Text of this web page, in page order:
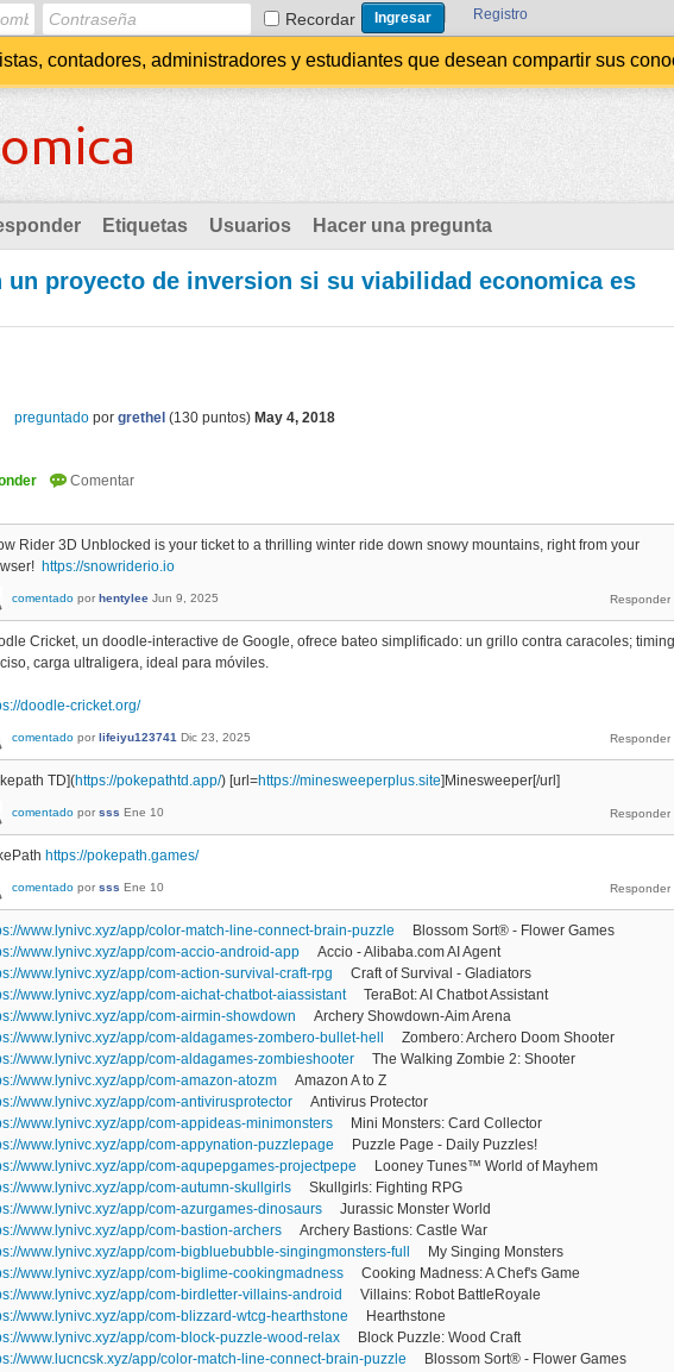
Recordar Registro
contadores, administradores y estudiantes que desean compartir sus
Etiquetas Usuarios Hacer una pregunta
un proyecto de inversion si su viabilidad economica es
preguntado por grethel (130 puntos) May 4, 2018
Rider 3D Unblocked is your ticket to a thrilling winter ride down snowy mountains, right from your
https://snowriderio.io
comentado por hentylee Jun 9, 2025
Cricket, un doodle-interactive de Google, ofrece bateo simplificado: un grillo contra caracoles; timing
carga ultraligera, ideal para móviles.
doodle-cricket.org/
comentado por lifeiyu123741 Dic 23, 2025
TD](https://pokepathtd.app/) [url=https://minesweeperplus.site]Minesweeper[/url]
comentado por sss Ene 10
https://pokepath.games/
comentado por sss Ene 10
www.lynivc.xyz/app/color-match-line-connect-brain-puzzle Blossom Sort® - Flower Games
www.lynivc.xyz/app/com-accio-android-app Accio - Alibaba.com AI Agent
www.lynivc.xyz/app/com-action-survival-craft-rpg Craft of Survival - Gladiators
www.lynivc.xyz/app/com-aichat-chatbot-aiassistantTeraBot: AI Chatbot Assistant
www.lynivc.xyz/app/com-airmin-showdown Archery Showdown-Aim Arena
www.lynivc.xyz/app/com-aldagames-zombero-bullet-hell Zombero: Archero Doom Shooter
www.lynivc.xyz/app/com-aldagames-zombieshooter The Walking Zombie 2: Shooter
www.lynivc.xyz/app/com-amazon-atozm Amazon A to Z
www.lynivc.xyz/app/com-antivirusprotector Antivirus Protector
www.lynivc.xyz/app/com-appideas-minimonsters Mini Monsters: Card Collector
www.lynivc.xyz/app/com-appynation-puzzlepage Puzzle Page - Daily Puzzles!
www.lynivc.xyz/app/com-aqupepgames-projectpepe Looney Tunes™ World of Mayhem
www.lynivc.xyz/app/com-autumn-skullgirls Skullgirls: Fighting RPG
www.lynivc.xyz/app/com-azurgames-dinosaurs Jurassic Monster World
www.lynivc.xyz/app/com-bastion-archers Archery Bastions: Castle War
www.lynivc.xyz/app/com-bigbluebubble-singingmonsters-full My Singing Monsters
www.lynivc.xyz/app/com-biglime-cookingmadness Cooking Madness: A Chef's Game
www.lynivc.xyz/app/com-birdletter-villains-android Villains: Robot BattleRoyale
www.lynivc.xyz/app/com-blizzard-wtcg-hearthstone Hearthstone
www.lynivc.xyz/app/com-block-puzzle-wood-relax Block Puzzle: Wood Craft
www.lucncsk.xyz/app/color-match-line-connect-brain-puzzle Blossom Sort® - Flower Games